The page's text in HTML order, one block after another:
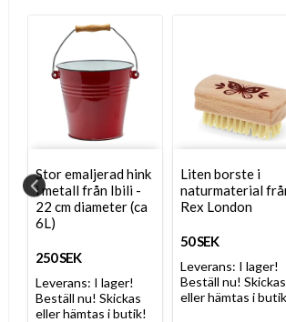
Stor emaljerad hink
i metall från Ibili -
22 cm diameter (ca
6L)
250 SEK
Leverans: I lager!
Beställ nu! Skickas
eller hämtas i butik!
Liten borste i
naturmaterial
Rex London
50 SEK
Leverans: I lager!
Beställ nu! Skickas
eller hämtas i